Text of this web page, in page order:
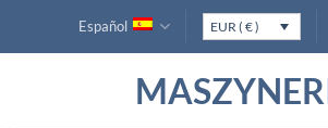
Español EUR ( € )